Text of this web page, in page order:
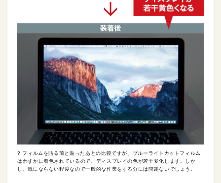
? フィルムを貼る前と貼ったあとの比較ですが、ブルーライトカットフィルム
はわずかに着色されているので、ディスプレイの色が若干変化します。しか
し、気にならない程度なので一般的な作業をする分には問題ないでしょう。